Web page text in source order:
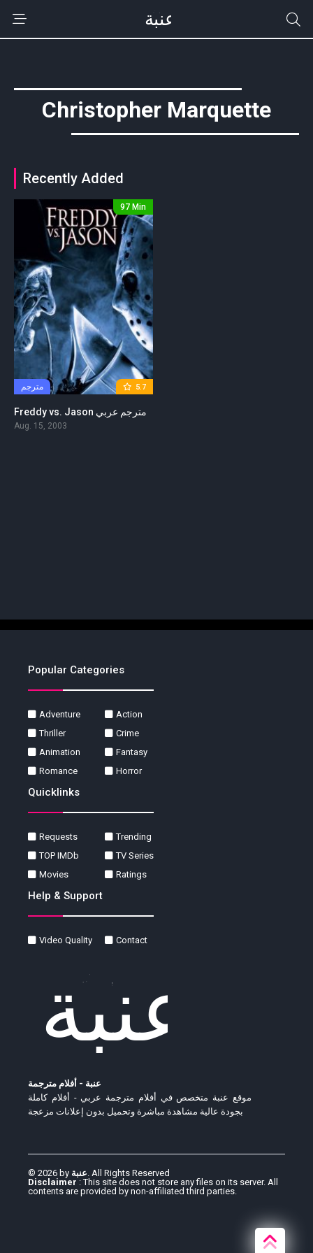
Christopher Marquette
Recently Added
5.7 مترجم
97 Min
Freddy vs. Jason مترجم عربي
Aug. 15, 2003
Popular Categories
Adventure
Action
Thriller
Crime
Animation
Fantasy
Romance
Horror
Quicklinks
Requests
Trending
TOP IMDb
TV Series
Movies
Ratings
Help & Support
Video Quality Contact
عنبة - أفلام مترجمة
موقع عنبة متخصص في أفلام مترجمة عربي - أفلام كاملة
بجودة عالية مشاهدة مباشرة وتحميل بدون إعلانات مزعجة
© 2026 by عنبة. All Rights Reserved
Disclaimer : This site does not store any files on its server. All
contents are provided by non-affiliated third parties.